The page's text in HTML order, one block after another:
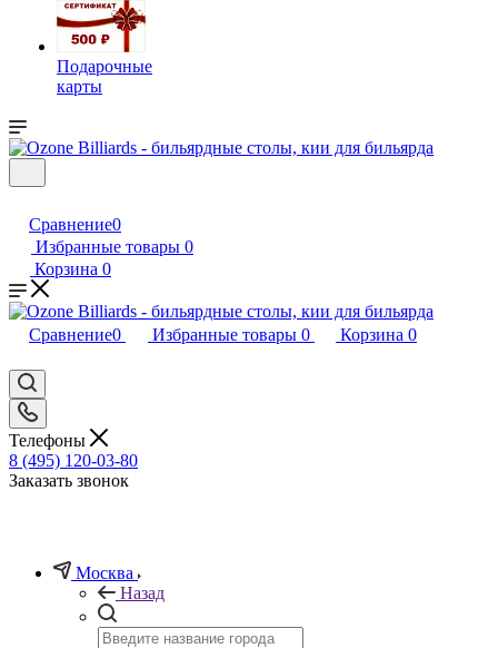
Подарочные
карты
Сравнение0
Избранные товары 0
Корзина 0
Сравнение0 Избранные товары 0 Корзина 0
Телефоны
8 (495) 120-03-80
Заказать звонок
Москва
Назад